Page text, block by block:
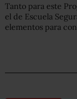
Tanto para este
el de Escuela
elementos para